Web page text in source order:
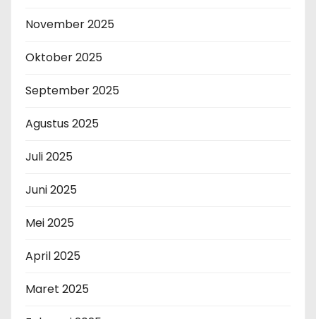
November 2025
Oktober 2025
September 2025
Agustus 2025
Juli 2025
Juni 2025
Mei 2025
April 2025
Maret 2025